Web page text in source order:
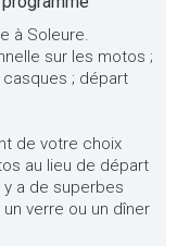
à Soleure.
sur les motos ;
; départ
de votre choix
au lieu de départ
y a de superbes
verre ou un dîner